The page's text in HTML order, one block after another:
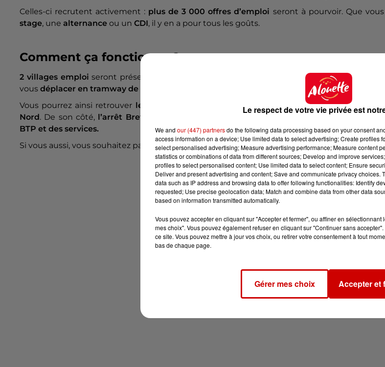
Celles-ci recrutent activement : plus de 3 000 offres d’emploi seront à pourvoir. Que
stage, une alternance ou un CDI, il y en a pour tous les goûts.
Comment ça fonctionne ?
2 villages emploi seront présents pour vous accueillir. Pour s’y rendre, rien de plus
vous déplacer en tramway de station en station.
Vous pourrez ainsi retrouver les métiers du transport, de l’aéronautique et de la navale
Nord. De son côté, l’arrêt Bretagne
les métiers du commerce, de l’industrie,
BTP et des services.
Si vous aussi, vous souhaitez participer, il vous suffit de vous inscrire sur celien.
Le respect de votre vie privée est
We and our (447) partnersdo the following data processing based on your consent
access information on a device; Use limited data to select advertising; Create profiles
select personalised advertising; Measure advertising performance; Measure content
statistics or combinations of data from different sources; Develop and improve
profiles to select personalised content; Use limited data to select content; Ensure
Deliver and present advertising and content; Save and communicate privacy choices.
data such as IP address and browsing data to offer following functionalities: Identify
requested; Use precise geolocation data; Match and combine data from other data
based on information transmitted automatically.
Vous pouvez accepter en cliquant sur "Accepter et fermer", ou affiner en
mes choix". Vous pouvez également refuser en cliquant sur "Continuer sans
ce site. Vous pouvez mettre à jour vos choix, ou retirer votre consentement à tout
bas de chaque page.
Gérer mes choix Accepter et